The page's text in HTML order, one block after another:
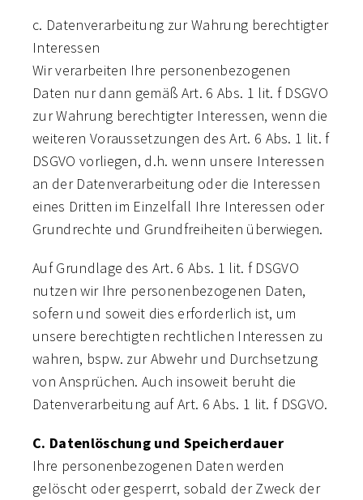
c. Datenverarbeitung zur Wahrung berechtigter
Interessen
Wir verarbeiten Ihre personenbezogenen
Daten nur dann gemäß Art. 6 Abs. 1 lit. f DSGVO
zur Wahrung berechtigter Interessen, wenn die
weiteren Voraussetzungen des Art. 6 Abs. 1 lit. f
DSGVO vorliegen, d.h. wenn unsere Interessen
an der Datenverarbeitung oder die Interessen
eines Dritten im Einzelfall Ihre Interessen oder
Grundrechte und Grundfreiheiten überwiegen.
Auf Grundlage des Art. 6 Abs. 1 lit. f DSGVO
nutzen wir Ihre personenbezogenen Daten,
sofern und soweit dies erforderlich ist, um
unsere berechtigten rechtlichen Interessen zu
wahren, bspw. zur Abwehr und Durchsetzung
von Ansprüchen. Auch insoweit beruht die
Datenverarbeitung auf Art. 6 Abs. 1 lit. f DSGVO.
C. Datenlöschung und Speicherdauer
Ihre personenbezogenen Daten werden
gelöscht oder gesperrt, sobald der Zweck der